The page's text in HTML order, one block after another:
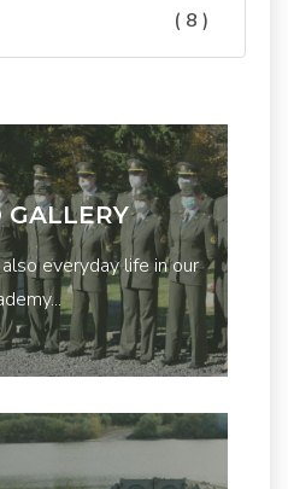
( 8 )
GALLERY
everyday life in our